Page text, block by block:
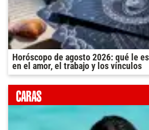
Horóscopo de agosto 2026: qué le
en el amor, el trabajo y los vínculos